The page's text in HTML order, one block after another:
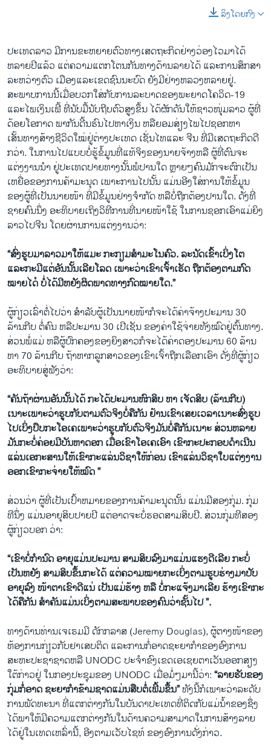
ລິງໂດຍກົງ
ປະເທດລາວ ມີການຂະຫຍາຍຕົວທາງເສດຖະກິດຢ່າງວ່ອງໄວມາໄດ້
ຫລາຍປີແລ້ວ ແຕ່ຄວາມແຕກໂຕນກັນທາງດ້ານລາຍໄດ້ ແລະການສຶກສາ
ລະຫວ່າງຕົວ ເມືອງແລະເຂດຊົນນະບົດ ຍັງມີຢ່າງຫລວງຫລາຍຢູ່.
ສະພາບການນີ້ເມື່ອບວກໃສ່ກັບການລະບາດຂອງພະຍາດໂຄວິດ-19
ແລະໄພເງິນເຟີ້ ທີ່ນັບມື້ນັບຖີບຕົວສູງຂຶ້ນ ໄດ້ຜັກດັນໃຫ້ຊາວໜຸ່ມລາວ ຜູ້ທີ່
ດ້ອຍໂອກາດ ພາກັນດີ້ນຮົນໄປຫາເງິນ ຫລືຍອມສ່ຽງໄພໄປຊອກຫາ
ເສັ້ນທາງສ້າງຊີວິດໃໝ່ຢູ່ຕ່າງປະເທດ ເຊັ່ນໄທແລະ ຈີນ ທີ່ມີເສດຖະກິດດີ
ກວ່າ. ໃນການໄປແບບບໍ່ຮູ້ຂໍ້ມູນທີ່ແທ້ຈິງຂອງນາຍຈ້າງຫລື ຜູ້ທີ່ຕົນຈະ
ແຕ່ງງານນໍາ ຢູ່ປະເທດປາຍທາງນັ້ນພໍປານໃດ ຫຼາຍໆຄົນມັກຈະຕົກເປັນ
ເຫຍື່ອຂອງການຄ້າມະນຸດ ເພາະການໄປນັ້ນ ແມ່ນອີງໃສ່ການໃຫ້ຂໍ້ມູນ
ຂອງຜູ້ທີ່ເປັນນາຍໜ້າ ທີ່ມີຂໍ້ມູນຢ່າງຈໍາກັດ ຫລືບໍ່ຖືກຕ້ອງປານໃດ. ດັ່ງທີ່
ຊາຍຄົນນຶ່ງ ອະທິບາຍເຖິງວິທີການທີ່ນາຍໜ້າໃຊ້ ໃນການຊອກເອົາແມ່ຍິງ
ລາວໄປຈີນ ໂດຍຜ່ານການແຕ່ງງານວ່າ:
“ສົ່ງຮູບມາລາວມາໃຫ້ແມະ ກະກຽມສໍາມະໂນຄົວ. ລະນັດເຂົ້າເບິ່ງໂຕ
ແລະກະມີແຕ່ອັນນັ້ນເລີຍໂລດ ເພາະວ່າເຂົາເຈົ້າເຮັດ ຖືກຕ້ອງຕາມກົດ
ໝາຍໄດ໋ ບໍ່ໄດ້ມີຫຍັງຜິດພາດທາງກົດໝາຍໃດ.”
ຜູ້ກ່ຽວເລົ່າຕໍ່ໄປວ່າ ສໍາລັບຜູ້ເປັນນາຍໜ້າກໍຈະໄດ້ຄ່າຈ້າງປະມານ 30
ລ້ານກີບ ຕໍ່ຄົນ ຫລືປະມານ 30 ເປີເຊັນ ຂອງຄ່າໃຊ້ຈ່າຍທັງໝົດຢູ່ຕົ້ນທາງ.
ສ່ວນພໍ່ແມ່ ຫລືຜູ້ປົກຄອງຂອງຍິງສາວກໍຈະໄດ້ຄ່າດອງປະມານ 60 ລ້ານ
ຫາ 70 ລ້ານກີບ ຖ້າຫາກລູກສາວຂອງເຂົາເຈົ້າຖືກເລືອກເອົາ ດັ່ງທີ່ຜູ້ກ່ຽວ
ອະທິບາຍສູ່ຟັງວ່າ:
“ຄັນຖ້າຜ່ານອັນນັ້ນໄດ້ ກະໄດ້ປະມານຫົກສິບ ຫາ ເຈັດສິບ (ລ້ານກີບ)
ເນາະເພາະວ່າຮູບກັບຕາມຕົວຈິງບໍ່ຄືກັນ ຢ້ານເຂົາເສຍເວລາເນາະສົ່ງຮູບ
ໄປເບິ່ງປຶບກະໂອເຄເພາະວ່າຮູບກັບຕົວຈິງມັນບໍ່ຄືກັນເນາະ ສ່ວນຫລາຍ
ມັນກະບໍ່ຄ່ອຍມີບັນຫາດອກ ເມື່ອເຂົາໂອເຄເອົາ ເຂົາກະປະກອບດໍາເນີນ
ແລ່ນເອກະສານໃຫ້ເຂົາກະແລ່ນວິຊາໃຫ້ກ່ອນ ເຂົາແລ່ນວິຊາໃບແຕ່ງງານ
ອອກເຂົາກະຈ່າຍໃຫ້ໝົດ ”
ສ່ວນວ່າ ຜູ້ທີ່ເປັນເປົ້າຫມາຍຂອງການຄ້າມະນຸດນັ້ນ ແມ່ນມີສອງກຸ່ມ. ກຸ່ມ
ທີນຶ່ງ ແມ່ນອາຍຸສິບປາຍປີ ແຕ່ອາດຈະບໍ່ຮອດສາມສິບປີ. ສ່ວນກຸ່ມທີສອງ
ຜູ້ກ່ຽວບອກ ວ່າ:
“ເຂົາບໍ່ກໍານົດ ອາຍຸແມ່ນປະມານ ສາມສິບລົງມາແມ່ນແຮງດີເລີຍ ກະບໍ່
ເປັນຫຍັງ ສາມສິບຂຶ້ນກະໄດ້ ແຕ່ຄວາມໝາຍກະເບິ່ງຕາມຮູບຮ່າງມາປັບ
ອາຍຸລົງ ໜ້າຕາເຂົາດີແນ່ ເປັນແມ່ຮ້າງ ຫລື ບໍ່ກະແຈ້ງມາເລີຍ ຮ້າງເຂົາກະ
ໄດ້ຄືກັນ ສໍາຄັນແມ່ນເບິ່ງຕາມສະພາບຂອງຄົນວ່າຊັ້ນໄປ ”.
ທາງດ້ານທ່ານເຈເຣມມີ ດັກກລາສ (Jeremy Douglas), ຜູ້ຕາງໜ້າຂອງ
ຫ້ອງການກ່ຽວກັບຢາເສບຕິດ ແລະການກໍ່ອາດຊະຍາກໍາຂອງອົງການ
ສະຫະປະຊາຊາດຫລື UNODC ປະຈໍາຂົງເຂດເອເຊຍຕາເວັນອອກສຽງ
ໃຕ້ກ່າວຢູ່ ໃນກອງປະຊຸມຂອງ UNODC ເມື່ອມໍ່ໆມານີ້ວ່າ:“ລາຍຮັບຂອງ
ກຸ່ມກໍ່ອາດ ຊະຍາກໍາຂ້າມຊາດແມ່ນສືບຕໍ່ເພີ້ມຂຶ້ນ”ທັງນີ້ກໍເພາະວ່າລະດັບ
ການພັດທະນາ ທີ່ແຕກຕ່າງກັນໃນບັນດາປະເທດທີ່ຕິດກັບແມ່ນໍ້າຂອງຊຶ່ງ
ໄດ້ພາໃຫ້ມີຄວາມແຕກຕ່າງກັນໃນດ້ານຄວາມສາມາດໃນການສ້າງລາຍ
ໄດ້ຢູ່ໃນເທດເຫລົ່ານີ້, ອີງຕາມເວັບໄຊທ໌ ຂອງອົງການດັ່ງກ່າວ.